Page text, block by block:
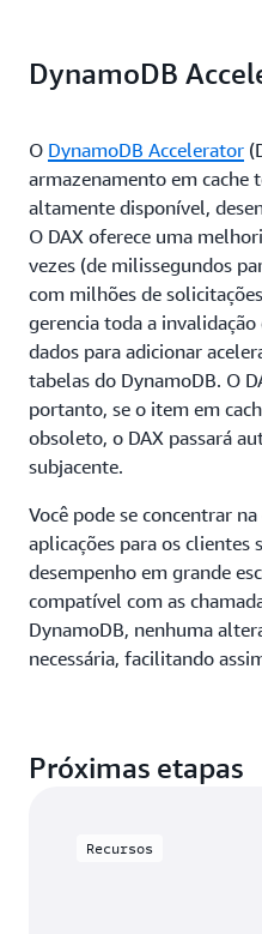
DynamoDB
O DynamoDB Accelerator
armazenamento em cache
altamente disponível,
O DAX oferece uma
vezes (de milissegundos
com milhões de
gerencia toda a
dados para adicionar
tabelas do DynamoDB. O
portanto, se o item em
obsoleto, o DAX passará
subjacente.
Você pode se concentrar
aplicações para os clientes
desempenho em grande
compatível com as
DynamoDB, nenhuma
necessária, facilitando
Próximas etapas
Recursos